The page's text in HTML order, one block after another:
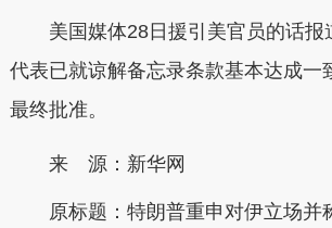
美国媒体28日援引美官员的话报
代表已就谅解备忘录条款基本达成一
最终批准。
来 源：新华网
原标题： 特朗普重申对伊立场并